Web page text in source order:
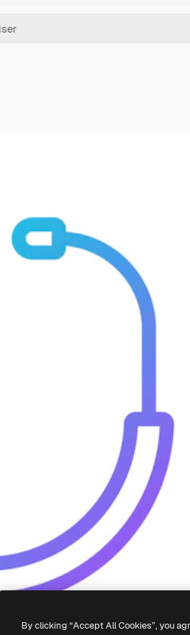
By clicking “Accept All Cookies”, you